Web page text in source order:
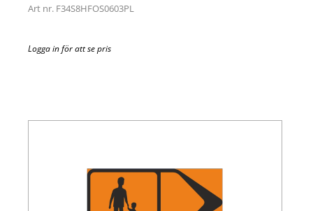
Art nr. F34S8HFOS0603PL
Logga in för att se pris